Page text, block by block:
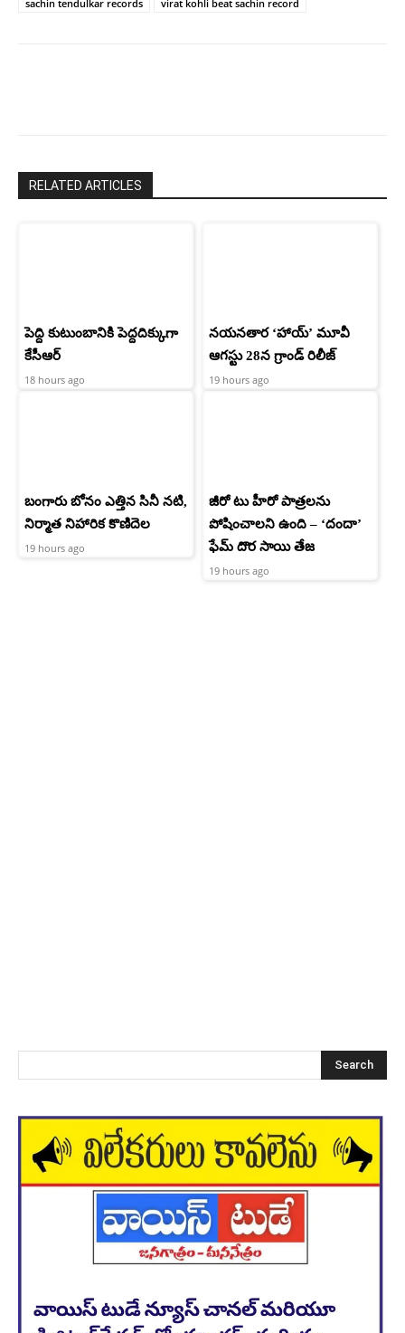
sachin tendulkar records virat kohli beat sachin record
RELATED ARTICLES
పెద్ది కుటుంబానికి పెద్దదిక్కుగా
కేసీఆర్
18 hours ago
నయనతార ‘హాయ్’ మూవీ
ఆగస్టు 28న గ్రాండ్ రిలీజ్
19 hours ago
బంగారు బోనం ఎత్తిన సినీ నటి,
నిర్మాత నిహారిక కొణిదెల
19 hours ago
జీరో టు హీరో పాత్రలను
పోషించాలని ఉంది – ‘దందా’
ఫేమ్ దొర సాయి తేజ
19 hours ago
Search